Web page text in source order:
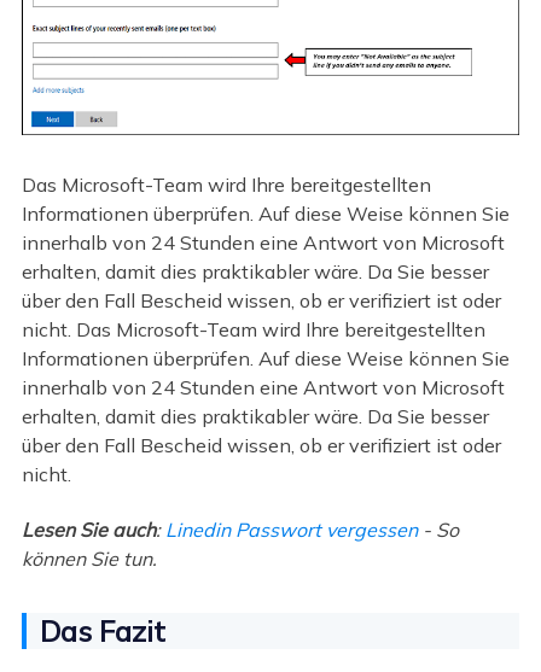
Das Microsoft-Team wird Ihre bereitgestellten
Informationen überprüfen. Auf diese Weise können Sie
innerhalb von 24 Stunden eine Antwort von Microsoft
erhalten, damit dies praktikabler wäre. Da Sie besser
über den Fall Bescheid wissen, ob er verifiziert ist oder
nicht. Das Microsoft-Team wird Ihre bereitgestellten
Informationen überprüfen. Auf diese Weise können Sie
innerhalb von 24 Stunden eine Antwort von Microsoft
erhalten, damit dies praktikabler wäre. Da Sie besser
über den Fall Bescheid wissen, ob er verifiziert ist oder
nicht.
Lesen Sie auch: Linedin Passwort vergessen- So
können Sie tun.
Das Fazit